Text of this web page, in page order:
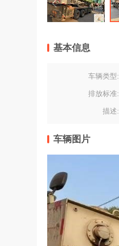
基本信息
车辆类型:
排放标准:
描述:
车辆图片